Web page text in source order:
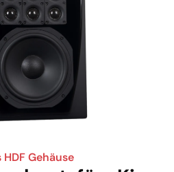
HDF Gehäuse